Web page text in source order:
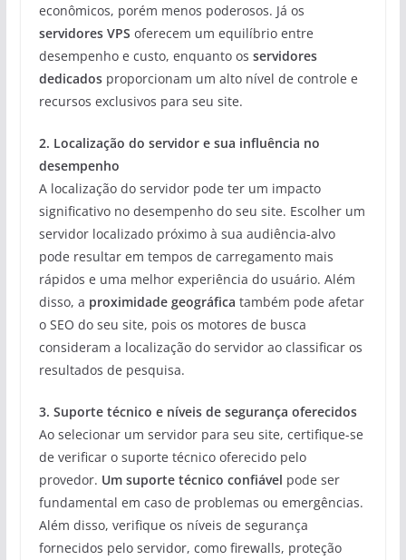
econômicos, porém menos poderosos. Já os
servidores VPS oferecem um equilíbrio entre
desempenho e custo, enquanto os servidores
dedicadosproporcionam um alto nível de controle e
recursos exclusivos para seu site.
2. Localização do servidor e sua influência no
desempenho
A localização do servidor pode ter um impacto
significativo no desempenho do seu site. Escolher um
servidor localizado próximo à sua audiência-alvo
pode resultar em tempos de carregamento mais
rápidos e uma melhor experiência do usuário. Além
disso, a proximidade geográfica também pode afetar
o SEO do seu site, pois os motores de busca
consideram a localização do servidor ao classificar os
resultados de pesquisa.
3. Suporte técnico e níveis de segurança oferecidos
Ao selecionar um servidor para seu site, certifique-se
de verificar o suporte técnico oferecido pelo
provedor. Um suporte técnico confiável pode ser
fundamental em caso de problemas ou emergências.
Além disso, verifique os níveis de segurança
fornecidos pelo servidor, como firewalls, proteção